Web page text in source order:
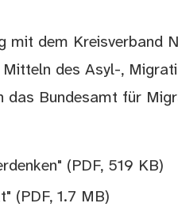
mit dem Kreisverband
des Asyl-,
das Bundesamt für
(PDF, 519 KB)
(PDF, 1.7 MB)